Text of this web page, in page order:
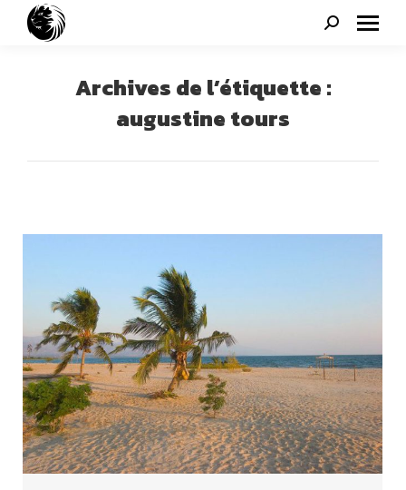
Search:
Archives de l’étiquette :
augustine tours